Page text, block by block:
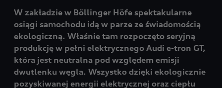
W zakładzie w Böllinger Höfe spektakularne
osiągi samochodu idą w parze ze świadomością
ekologiczną. Właśnie tam rozpoczęto seryjną
produkcję w pełni elektrycznego Audi e-tron GT,
która jest neutralna pod względem emisji
dwutlenku węgla. Wszystko dzięki ekologicznie
pozyskiwanej energii elektrycznej oraz ciepłu